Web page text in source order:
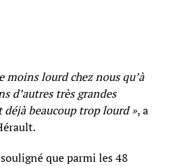
moins lourd chez nous qu’à
d’autres très grandes
beaucoup trop lourd », a
que parmi les 48